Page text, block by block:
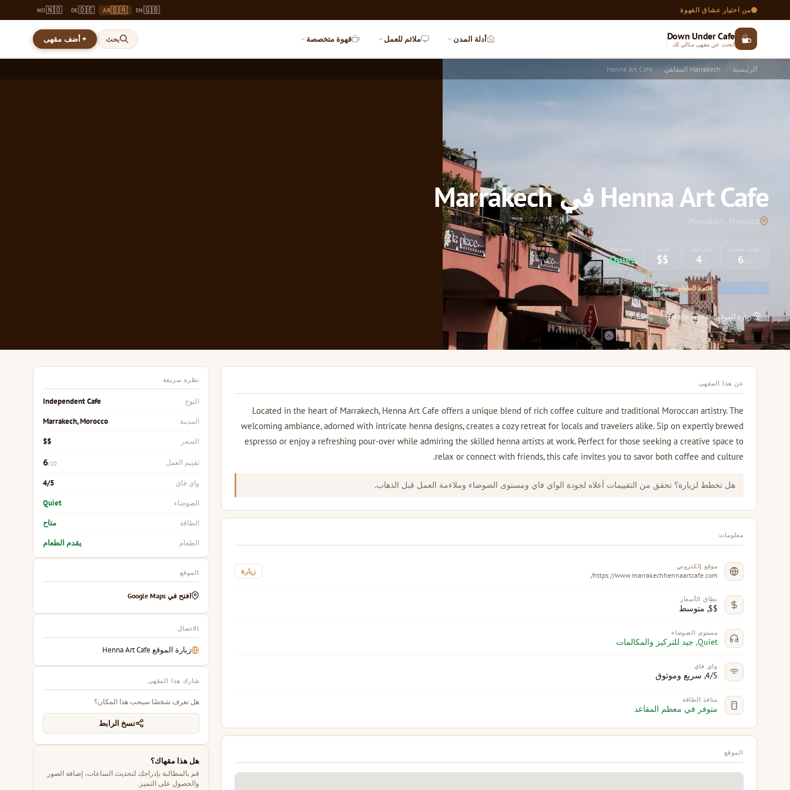
من اختيار عشاق القهوة 🇬🇧
EN
🇸🇦
AR
🇩🇪
DE
🇳🇴
NO
Down Under Cafe
ابحث عن مقهى مثالي لك أدلة المدن ملائم للعمل قهوة متخصصة بحث + أضف مقهى
الرئيسية Marrakech المقاهي Henna Art Cafe
Henna Art Cafe في Marrakech
Marrakech, Morocco
6
4/5
$$
Quiet
واي فاي سريع قائمة الطعام جو هادئ
زيارة الموقع Henna Art Cafe شارك
عن هذا المقهى
Located in the heart of Marrakech, Henna Art Cafe offers a unique blend of rich coffee culture and traditional Moroccan artistry. The
welcoming ambiance, adorned with intricate henna designs, creates a cozy retreat for locals and travelers alike. Sip on expertly brewed
espresso or enjoy a refreshing pour-over while admiring the skilled henna artists at work. Perfect for those seeking a creative space to
relax or connect with friends, this cafe invites you to savor both coffee and culture.
هل تخطط لزيارة؟ تحقق من التقييمات أعلاه لجودة الواي فاي ومستوى الضوضاء وملاءمة العمل قبل الذهاب.
معلومات
موقع إلكتروني
https://www.marrakechhennaartcafe.com/ زيارة
نطاق الأسعار
$$, متوسط
مستوى الضوضاء
Quiet, جيد للتركيز والمكالمات
واي فاي
4/5, سريع وموثوق
منافذ الطاقة
متوفر في معظم المقاعد
الموقع
نظرة سريعة
النوع Independent Cafe
المدينة Marrakech, Morocco
السعر $$
تقييم العمل 6/10
واي فاي 4/5
الضوضاء Quiet
الطاقة متاح
الطعام يقدم الطعام
الموقع
افتح في Google Maps
الاتصال
زيارة الموقع Henna Art Cafe
شارك هذا المقهى
هل تعرف شخصًا سيحب هذا المكان؟
نسخ الرابط
هل هذا مقهاك؟
قم بالمطالبة بإدراجك لتحديث الساعات، إضافة الصور
والحصول على التميز.